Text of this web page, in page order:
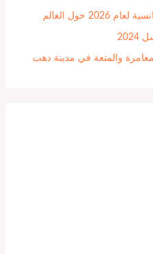
حول العالم
والمتعة في مدينة دهب